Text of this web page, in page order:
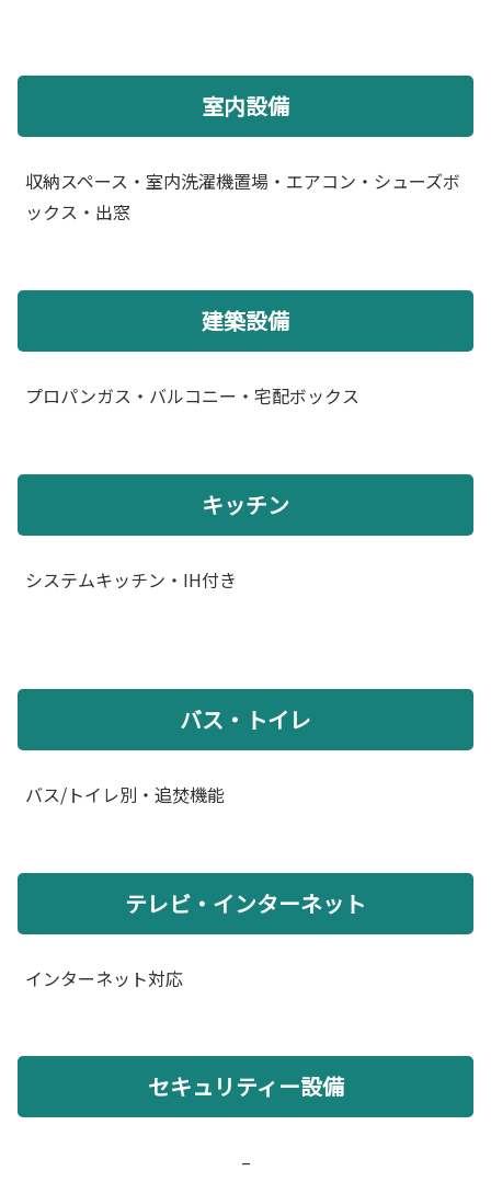
室内設備
収納スペース・室内洗濯機置場・エアコン・シューズボ
ックス・出窓
建築設備
プロパンガス・バルコニー・宅配ボックス
キッチン
システムキッチン・IH付き
バス・トイレ
バス/トイレ別・追焚機能
テレビ・インターネット
インターネット対応
セキュリティー設備
–